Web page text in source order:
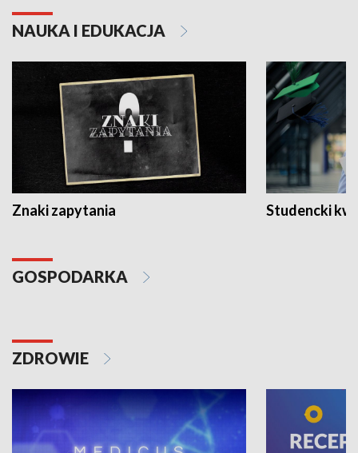
NAUKA I EDUKACJA
Znaki zapytania Studencki
GOSPODARKA
ZDROWIE